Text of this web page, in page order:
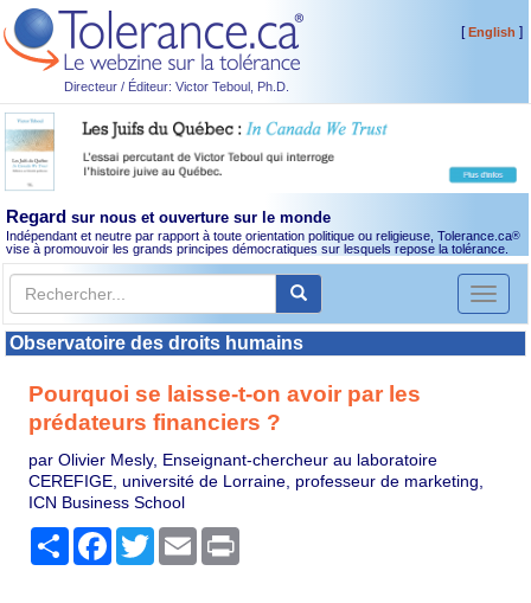
Directeur / Éditeur: Victor Teboul, Ph.D.
[English ]
Regard sur nous et ouverture sur le monde
Indépendant et neutre par rapport à toute orientation politique ou religieuse, Tolerance.ca®
vise à promouvoir les grands principes démocratiques sur lesquels repose la tolérance.
Toggle
Observatoire des droits humains
Pourquoi se laisse-t-on avoir par les
prédateurs financiers ?
par Olivier Mesly, Enseignant-chercheur au laboratoire
CEREFIGE, université de Lorraine, professeur de marketing,
ICN Business School
PartagerFacebook
TwitterEmail